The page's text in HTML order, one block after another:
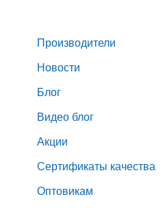
Производители
Новости
Блог
Видео блог
Акции
Сертификаты качества
Оптовикам